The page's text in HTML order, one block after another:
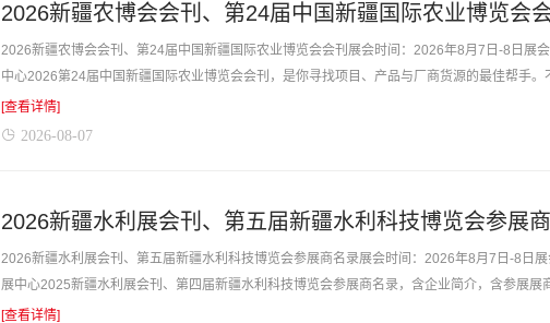
​2026新疆农博会会刊、第24届中国新疆国际农业博览会
2026新疆农博会会刊、第24届中国新疆国际农业博览会会刊展会时间：2026年8月7日-8日展
中心2026第24届中国新疆国际农业博览会会刊，是你寻找项目、产品与厂商货源的最佳帮手。
坐在家中你坐在家中也能寻找好的产品与项目...
[查看详情]
2026-08-07
2026新疆水利展会刊、第五届新疆水利科技博览会参展
2026新疆水利展会刊、第五届新疆水利科技博览会参展商名录展会时间：2026年8月7日-8日
展中心2025新疆水利展会刊、第四届新疆水利科技博览会参展商名录，含企业简介，含参展展
寻找项目、产品与厂商货源的最佳帮手。不用再东...
[查看详情]